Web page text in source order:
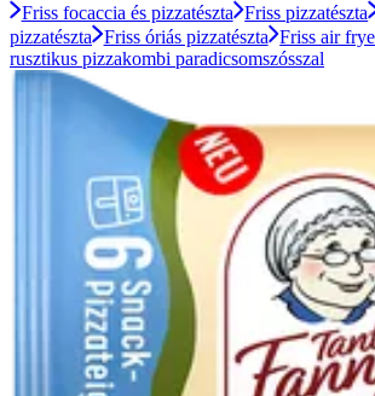
Friss focaccia és pizzatészta Friss pizzatészta
pizzatészta
Friss óriás pizzatészta Friss air
rusztikus pizzakombi paradicsomszósszal